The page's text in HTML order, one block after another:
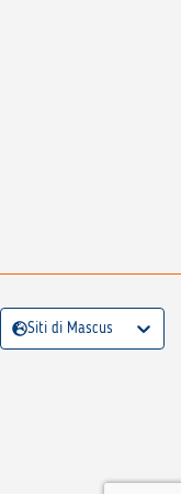
Siti di Mascus